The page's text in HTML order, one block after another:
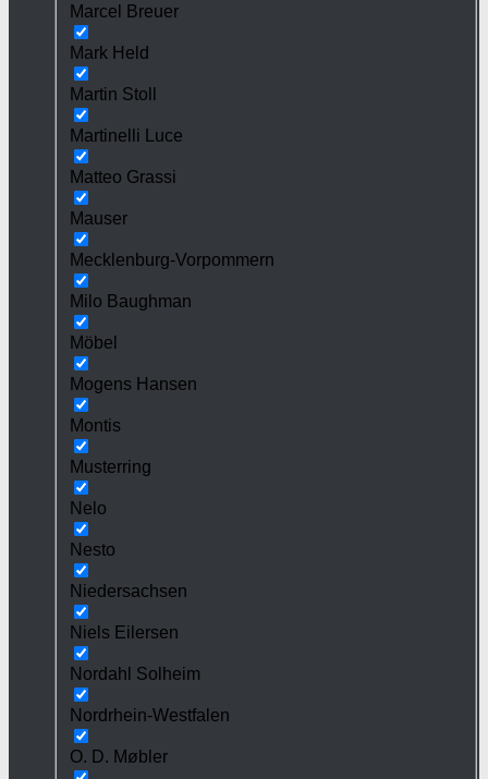
Marcel Breuer
Mark Held
Martin Stoll
Martinelli Luce
Matteo Grassi
Mauser
Mecklenburg-Vorpommern
Milo Baughman
Möbel
Mogens Hansen
Montis
Musterring
Nelo
Nesto
Niedersachsen
Niels Eilersen
Nordahl Solheim
Nordrhein-Westfalen
O. D. Møbler